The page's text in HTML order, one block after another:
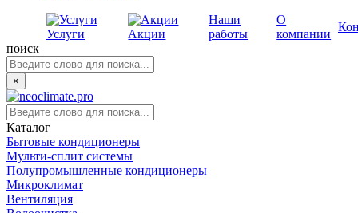
Услуги Акции
Наши
работы
О
компании
поиск
×
Каталог
Бытовые кондиционеры
Мульти-сплит системы
Полупромышленные кондиционеры
Микроклимат
Вентиляция